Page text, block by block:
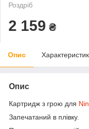
Роздріб
2 159 ₴
Опис
Опис
Картридж з грою для
Запечатаний в плівку.